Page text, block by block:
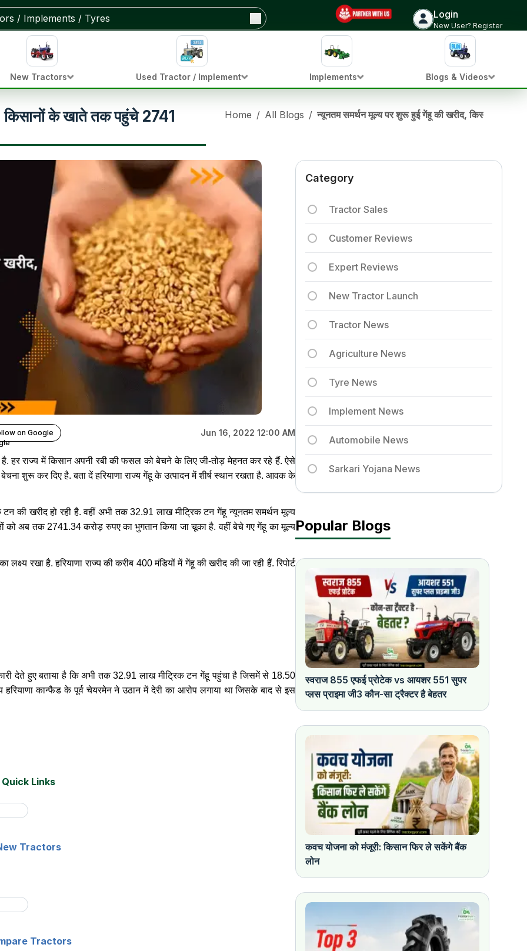
Login
New User? Register
New Tractors Used Tractor / Implement Implements Blogs & Videos
किसानों के खाते तक पहुंचे 2741 Home / All Blogs / न्यूनतम समर्थन मूल्य पर शुरू हुई गेंहू की खरीद, किसानों के
on Google Jun 16, 2022 12:00 AM
राज्य में किसान अपनी रबी की फसल को बेचने के लिए जी-तोड़ मेहनत कर रहे हैं. ऐसे
शुरू कर दिए है. बता दें हरियाणा राज्य गेंहू के उत्पादन में शीर्ष स्थान रखता है. आवक के
की खरीद हो रही है. वहीं अभी तक 32.91 लाख मीट्रिक टन गेंहू न्यूनतम समर्थन मूल्य
अब तक 2741.34 करोड़ रुपए का भुगतान किया जा चूका है. वहीं बेचे गए गेंहू का मूल्य
रखा है. हरियाणा राज्य की करीब 400 मंडियों में गेंहू की खरीद की जा रही हैं. रिपोर्ट
देते हुए बताया है कि अभी तक 32.91 लाख मीट्रिक टन गेंहू पहुंचा है जिसमें से 18.50
कान्फैड के पूर्व चेयरमेन ने उठान में देरी का आरोप लगाया था जिसके बाद से इस
Quick Links
Tractors
Tractors
Category
Tractor Sales
Customer Reviews
Expert Reviews
New Tractor Launch
Tractor News
Agriculture News
Tyre News
Implement News
Automobile News
Sarkari Yojana News
Popular Blogs
स्वराज 855 एफई प्रोटेक vs आयशर 551 सुपर
प्लस प्राइमा जी3 कौन-सा ट्रैक्टर है बेहतर
कवच योजना को मंजूरी: किसान फिर ले सकेंगे बैंक
लोन